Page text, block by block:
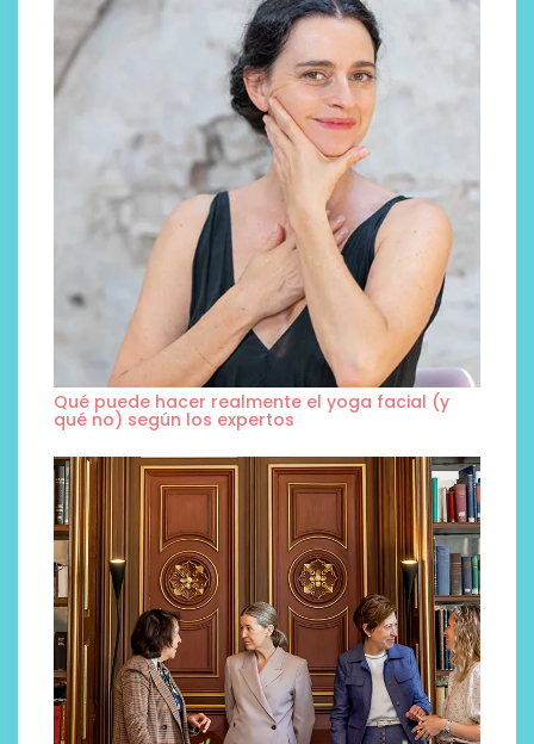
Qué puede hacer realmente el yoga facial (y
qué no) según los expertos